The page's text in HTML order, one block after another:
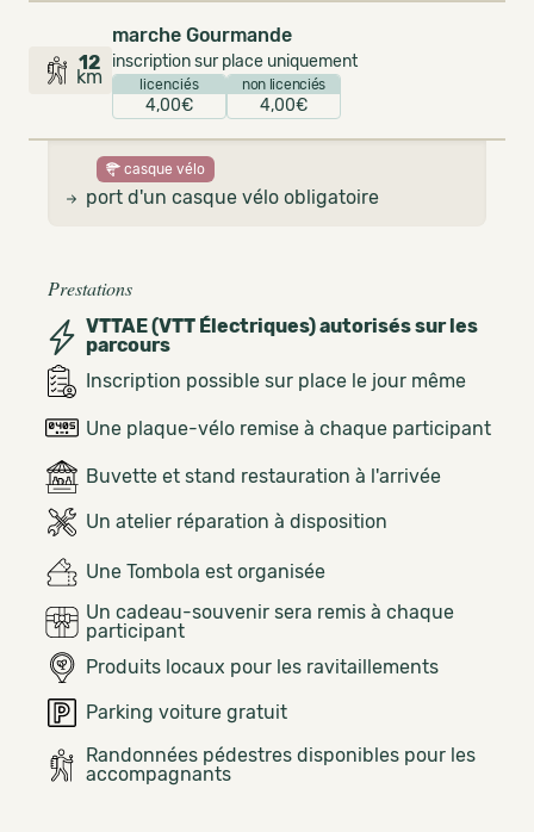
12
km
marche Gourmande
inscription sur place uniquement
licenciés
4,00€
non licenciés
4,00€
casque vélo
port d'un casque vélo obligatoire
Prestations
VTTAE (VTT Électriques) autorisés sur les
parcours
Inscription possible sur place le jour même
Une plaque-vélo remise à chaque participant
Buvette et stand restauration à l'arrivée
Un atelier réparation à disposition
Une Tombola est organisée
Un cadeau-souvenir sera remis à chaque
participant
Produits locaux pour les ravitaillements
Parking voiture gratuit
Randonnées pédestres disponibles pour les
accompagnants